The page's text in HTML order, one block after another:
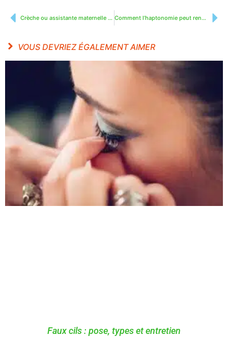
Crèche ou assistante maternelle pour mon enfant ? Comment l’haptonomie peut renforcer le lien avec bébé ?
VOUS DEVRIEZ ÉGALEMENT AIMER
Faux cils : pose, types et entretien